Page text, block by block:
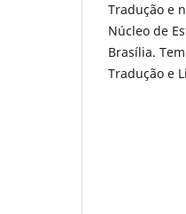
Tradução e
Núcleo de
Brasília.
Tradução e